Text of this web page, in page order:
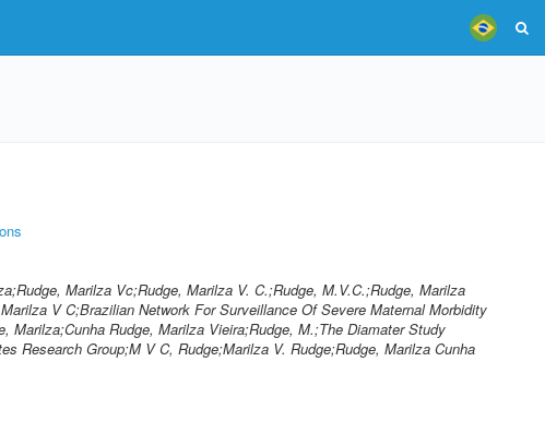
Marilza Vc;Rudge, Marilza V. C.;Rudge, M.V.C.;Rudge, Marilza
V C;Brazilian Network For Surveillance Of Severe Maternal Morbidity
Marilza;Cunha Rudge, Marilza Vieira;Rudge, M.;The Diamater Study
Research Group;M V C, Rudge;Marilza V. Rudge;Rudge, Marilza Cunha